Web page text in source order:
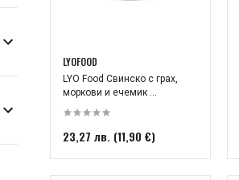
LYOFOOD
LYO Food Свинско с грах,
моркови и ечемик ...
23,27 лв. (11,90 €)